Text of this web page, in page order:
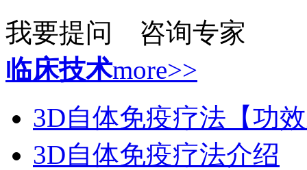
我要提问
咨询专家
临床技术more>>
3D自体免疫疗法【功
3D自体免疫疗法介绍